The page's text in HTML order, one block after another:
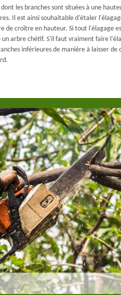
les branches sont situées à une
Il est ainsi souhaitable d'étaler
de croître en hauteur. Si tout l'élagage
arbre chétif. S'il faut vraiment faire
inférieures de manière à laisser de